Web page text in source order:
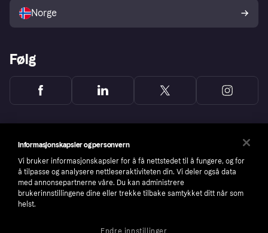
Norge
Følg
Informasjonskapsler og personvern
Vi bruker informasjonskapsler for å få nettstedet til å fungere, og for
å tilpasse og analysere nettleseraktiviteten din. Vi deler også data
med annonsepartnerne våre. Du kan administrere
brukerinnstillingene dine eller trekke tilbake samtykket ditt når som
helst.
Endre innstillinger